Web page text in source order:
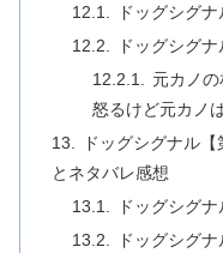
ドッグシグ
ドッグシグ
元カノ
怒るけど元カノ
ドッグシグナル
とネタバレ感想
ドッグシグ
ドッグシグ